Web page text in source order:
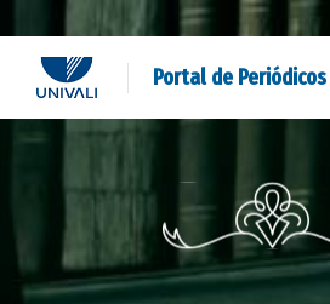
Portal de Periódicos